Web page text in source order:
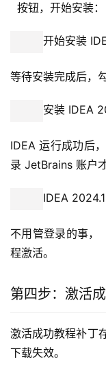
按钮，开始安装：
开始安装
等待安装完成后，
安装 IDEA
IDEA 运行成功后
录 JetBrains 账户
IDEA
不用管登录的事，
程激活。
第四步：激活
激活成功教程补丁
下载失效。